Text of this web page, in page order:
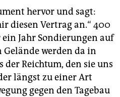
hervor und sagt:
diesen Vertrag an.“ 400
Jahr Sondierungen auf
werden da in
der Reichtum, den sie uns
längst zu einer Art
gegen den Tagebau